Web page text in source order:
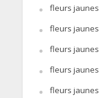
fleurs jaunes
fleurs jaunes
fleurs jaunes
fleurs jaunes
fleurs jaunes